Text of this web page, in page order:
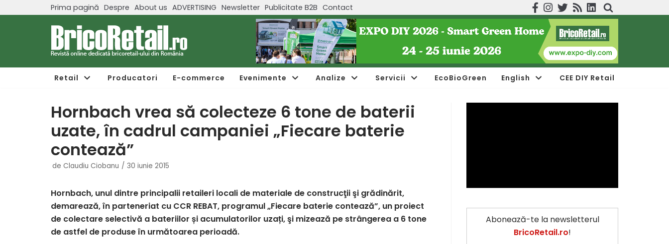
Prima pagină Despre About us ADVERTISING Newsletter Publicitate B2B Contact
Retail Producatori E-commerce Evenimente Analize Servicii EcoBioGreen English CEE DIY Retail
Hornbach vrea să colecteze 6 tone de baterii
uzate, în cadrul campaniei „Fiecare baterie
contează”
de Claudiu Ciobanu 30 iunie 2015
Hornbach, unul dintre principalii retaileri locali de materiale de construcţii şi grădinărit,
demarează, în parteneriat cu CCR REBAT, programul „Fiecare baterie contează”, un proiect
de colectare selectivă a bateriilor și acumulatorilor uzați, şi mizează pe strângerea a 6 tone
de astfel de produse în următoarea perioadă.
Abonează-te la newsletterul
BricoRetail.ro!